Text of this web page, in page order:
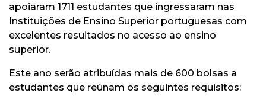
apoiaram 1711 estudantes que ingressaram nas
Instituições de Ensino Superior portuguesas com
excelentes resultados no acesso ao ensino
superior.
Este ano serão atribuídas mais de 600 bolsas a
estudantes que reúnam os seguintes requisitos: